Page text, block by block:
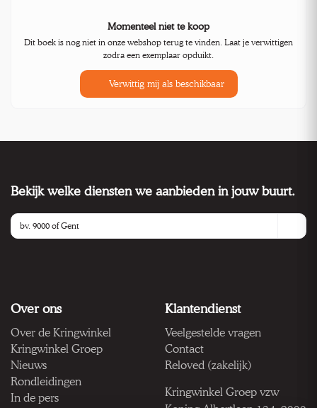
Momenteel niet te koop
Dit boek is nog niet in onze webshop terug te vinden. Laat je verwittigen
zodra een exemplaar opduikt.
Verwittig mij als beschikbaar
Bekijk welke diensten we aanbieden in jouw buurt.
Over ons
Over de Kringwinkel
Kringwinkel Groep
Nieuws
Rondleidingen
In de pers
Klantendienst
Veelgestelde vragen
Contact
Reloved (zakelijk)
Kringwinkel Groep vzw